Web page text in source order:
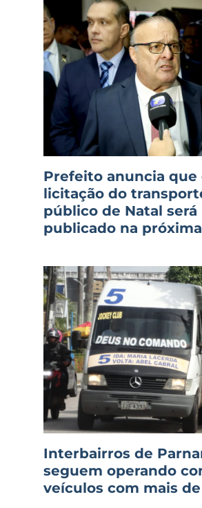
Prefeito anuncia que
licitação do
público de Natal será
publicado na
Interbairros de
seguem operando
veículos com mais